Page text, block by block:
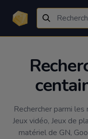
Rechercher parmi
Jeux vidéo, Jeux de
matériel de GN,